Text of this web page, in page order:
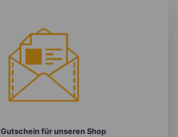
Gutschein für unseren Shop